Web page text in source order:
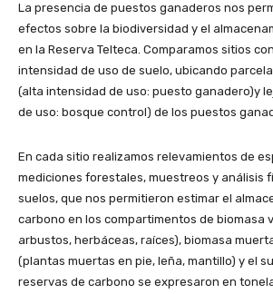
La presencia de puestos ganaderos nos
efectos sobre la biodiversidad y el
en la Reserva Telteca. Comparamos sitios
intensidad de uso de suelo, ubicando
(alta intensidad de uso: puesto ganadero)y
de uso: bosque control) de los puestos
En cada sitio realizamos relevamientos de
mediciones forestales, muestreos y análisis
suelos, que nos permitieron estimar el
carbono en los compartimentos de biomasa
arbustos, herbáceas, raíces), biomasa
(plantas muertas en pie, leña, mantillo) y el
reservas de carbono se expresaron en